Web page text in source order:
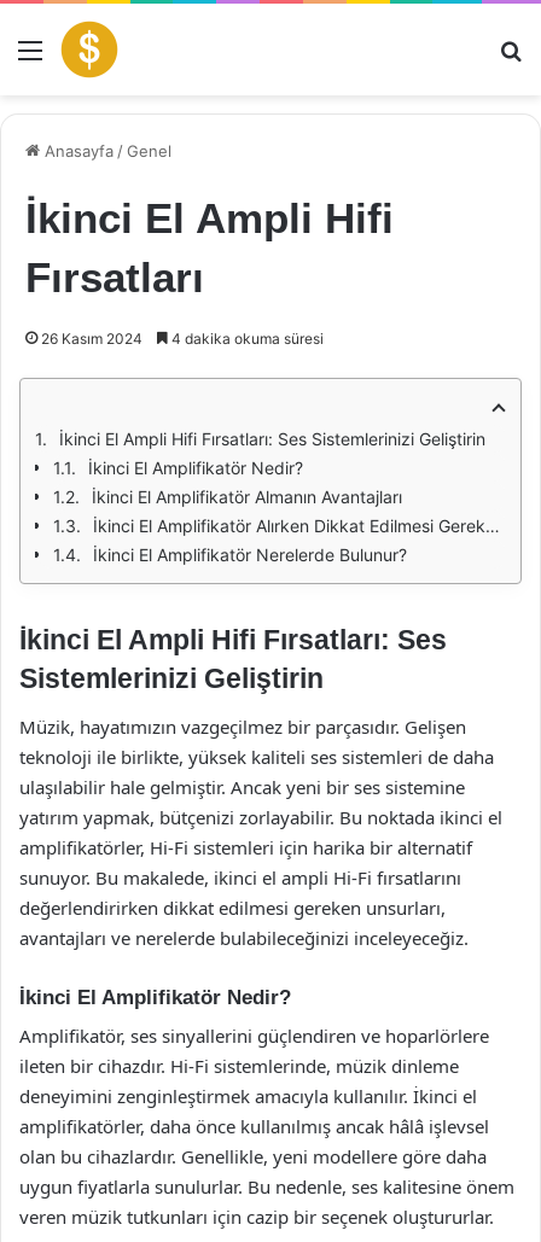
Menü
Anasayfa /Genel
İkinci El Ampli Hifi
Fırsatları
26 Kasım 2024 4 dakika okuma süresi
İkinci El Ampli Hifi Fırsatları: Ses Sistemlerinizi Geliştirin
İkinci El Amplifikatör Nedir?
İkinci El Amplifikatör Almanın Avantajları
İkinci El Amplifikatör Alırken Dikkat Edilmesi Gerekenler
İkinci El Amplifikatör Nerelerde Bulunur?
İkinci El Ampli Hifi Fırsatları: Ses
Sistemlerinizi Geliştirin
Müzik, hayatımızın vazgeçilmez bir parçasıdır. Gelişen
teknoloji ile birlikte, yüksek kaliteli ses sistemleri de daha
ulaşılabilir hale gelmiştir. Ancak yeni bir ses sistemine
yatırım yapmak, bütçenizi zorlayabilir. Bu noktada ikinci el
amplifikatörler, Hi-Fi sistemleri için harika bir alternatif
sunuyor. Bu makalede, ikinci el ampli Hi-Fi fırsatlarını
değerlendirirken dikkat edilmesi gereken unsurları,
avantajları ve nerelerde bulabileceğinizi inceleyeceğiz.
İkinci El Amplifikatör Nedir?
Amplifikatör, ses sinyallerini güçlendiren ve hoparlörlere
ileten bir cihazdır. Hi-Fi sistemlerinde, müzik dinleme
deneyimini zenginleştirmek amacıyla kullanılır. İkinci el
amplifikatörler, daha önce kullanılmış ancak hâlâ işlevsel
olan bu cihazlardır. Genellikle, yeni modellere göre daha
uygun fiyatlarla sunulurlar. Bu nedenle, ses kalitesine önem
veren müzik tutkunları için cazip bir seçenek oluştururlar.